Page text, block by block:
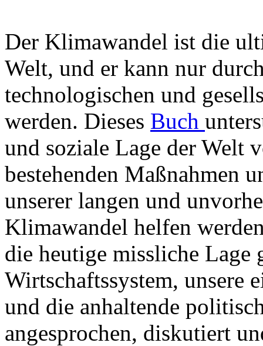
Der Klimawandel ist die
Welt, und er kann nur
technologischen und
werden. Dieses Buch
und soziale Lage der Welt
bestehenden Maßnahmen
unserer langen und
Klimawandel helfen
die heutige missliche Lage
Wirtschaftssystem, unsere
und die anhaltende
angesprochen, diskutiert